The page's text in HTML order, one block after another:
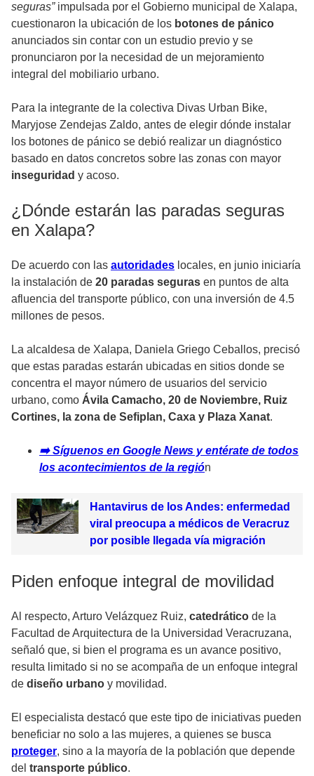
seguras”impulsada por el Gobierno municipal de Xalapa,
cuestionaron la ubicación de los botones de pánico
anunciados sin contar con un estudio previo y se
pronunciaron por la necesidad de un mejoramiento
integral del mobiliario urbano.
Para la integrante de la colectiva Divas Urban Bike,
Maryjose Zendejas Zaldo, antes de elegir dónde instalar
los botones de pánico se debió realizar un diagnóstico
basado en datos concretos sobre las zonas con mayor
inseguridad y acoso.
¿Dónde estarán las paradas seguras
en Xalapa?
De acuerdo con las autoridades locales, en junio iniciaría
la instalación de 20 paradas seguras en puntos de alta
afluencia del transporte público, con una inversión de 4.5
millones de pesos.
La alcaldesa de Xalapa, Daniela Griego Ceballos, precisó
que estas paradas estarán ubicadas en sitios donde se
concentra el mayor número de usuarios del servicio
urbano, como Ávila Camacho, 20 de Noviembre, Ruiz
Cortines, la zona de Sefiplan, Caxa y Plaza Xanat.
➡️ Síguenos en Google News y entérate de todos
los acontecimientos de la región
Hantavirus de los Andes: enfermedad
viral preocupa a médicos de Veracruz
por posible llegada vía migración
Piden enfoque integral de movilidad
Al respecto, Arturo Velázquez Ruiz, catedrático de la
Facultad de Arquitectura de la Universidad Veracruzana,
señaló que, si bien el programa es un avance positivo,
resulta limitado si no se acompaña de un enfoque integral
de diseño urbano y movilidad.
El especialista destacó que este tipo de iniciativas pueden
beneficiar no solo a las mujeres, a quienes se busca
proteger, sino a la mayoría de la población que depende
del transporte público.